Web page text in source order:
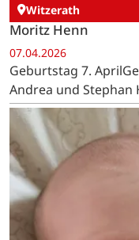
Witzerath
Moritz Henn
07.04.2026
Geburtstag 7.
Andrea und